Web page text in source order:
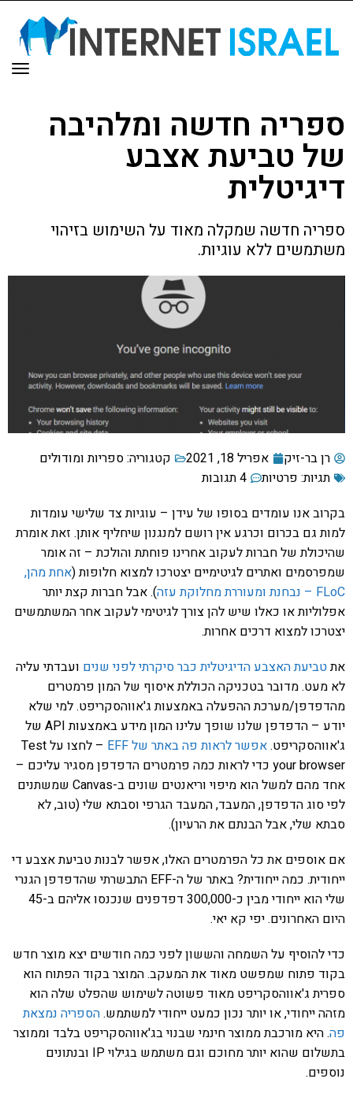
ספריה חדשה ומלהיבה
של טביעת אצבע
דיגיטלית
ספריה חדשה שמקלה מאוד על השימוש בזיהוי
משתמשים ללא עוגיות.
רן בר-זיק אפריל 18, 2021 קטגוריה:ספריות ומודולים
תגיות: פרטיות
4 תגובות
בקרוב אנו עומדים בסופו של עידן – עוגיות צד שלישי עומדות
למות גם בכרום וכרגע אין רושם למנגנון שיחליף אותן. זאת אומרת
שהיכולת של חברות לעקוב אחרינו פוחתת והולכת – זה אומר
שמפרסמים ואתרים לגיטימיים יצטרכו למצוא חלופות (אחת מהן,
FLoC – נבחנת ומעוררת מחלוקת עזה
). אבל חברות קצת יותר
אפלוליות או כאלו שיש להן צורך לגיטימי לעקוב אחר המשתמשים
יצטרכו למצוא דרכים אחרות.
אתטביעת האצבע הדיגיטלית כבר סיקרתי לפני שנים ועבדתי עליה
לא מעט. מדובר בטכניקה הכוללת איסוף של המון פרמטרים
מהדפדפן/מערכת ההפעלה באמצעות ג'אווהסקריפט. למי שלא
יודע – הדפדפן שלנו שופך עלינו המון מידע באמצעות API של
ג'אווהסקריפט.אפשר לראות פה באתר של EFF
– לחצו על Test
your browser כדי לראות כמה פרמטרים הדפדפן מסגיר עליכם –
אחד מהם למשל הוא מיפוי וריאנטים שונים ב-Canvas שמשתנים
לפי סוג הדפדפן, המעבד, המעבד הגרפי וסבתא שלי (טוב, לא
סבתא שלי, אבל הבנתם את הרעיון).
אם אוספים את כל הפרמטרים האלו, אפשר לבנות טביעת אצבע די
ייחודית. כמה ייחודית? באתר של ה-EFF התבשרתי שהדפדפן הגנרי
שלי הוא ייחודי מבין כ-300,000 דפדפנים שנכנסו אליהם ב-45
היום האחרונים. יפי קא יאי.
כדי להוסיף על השמחה והששון לפני כמה חודשים יצא מוצר חדש
בקוד פתוח שמפשט מאוד את המעקב. המוצר בקוד הפתוח הוא
ספרית ג'אווהסקריפט מאוד פשוטה לשימוש שהפלט שלה הוא
מזהה ייחודי, או יותר נכון כמעט ייחודי למשתמש.הספריה נמצאת
פה. היא מורכבת ממוצר חינמי שבנוי בג'אווהסקריפט בלבד וממוצר
בתשלום שהוא יותר מחוכם וגם משתמש בגילוי IP ובנתונים
נוספים.